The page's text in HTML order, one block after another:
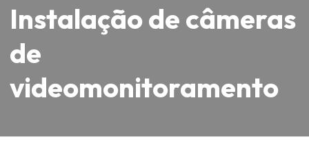
Instalação de câmeras
de
videomonitoramento